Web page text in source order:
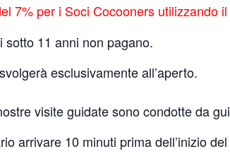
7% per i Soci Cocooners utilizzando
sotto 11 anni non pagano.
esclusivamente all’aperto.
visite guidate sono condotte da
arrivare 10 minuti prima dell’inizio